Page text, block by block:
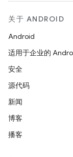
关于 ANDROID
Android
适用于企业的
安全
源代码
新闻
博客
播客